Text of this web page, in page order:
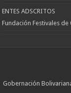
ENTES ADSCRITOS
Fundación Festivales
Gobernación